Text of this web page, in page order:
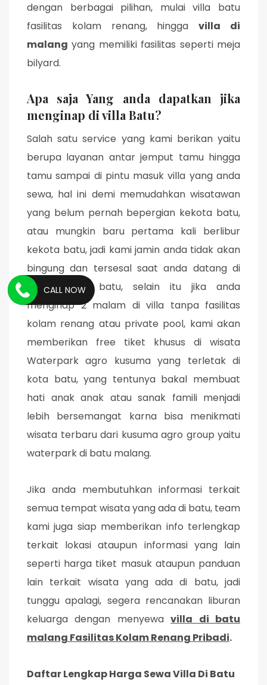
dengan berbagai pilihan, mulai villa batu
fasilitas kolam renang, hinggavilla di
malang yang memiliki fasilitas seperti meja
bilyard.
Apa saja Yang anda dapatkan jika
menginap di villa Batu?
Salah satu service yang kami berikan yaitu
berupa layanan antar jemput tamu hingga
tamu sampai di pintu masuk villa yang anda
sewa, hal ini demi memudahkan wisatawan
yang belum pernah bepergian kekota batu,
atau mungkin baru pertama kali berlibur
kekota batu, jadi kami jamin anda tidak akan
bingung dan tersesal saat anda datang di
kota wisata batu, selain itu jika anda
menginap 2 malam di villa tanpa fasilitas
kolam renang atau private pool, kami akan
memberikan free tiket khusus di wisata
Waterpark agro kusuma yang terletak di
kota batu, yang tentunya bakal membuat
hati anak anak atau sanak famili menjadi
lebih bersemangat karna bisa menikmati
wisata terbaru dari kusuma agro group yaitu
waterpark di batu malang.
Jika anda membutuhkan informasi terkait
semua tempat wisata yang ada di batu, team
kami juga siap memberikan info terlengkap
terkait lokasi ataupun informasi yang lain
seperti harga tiket masuk ataupun panduan
lain terkait wisata yang ada di batu, jadi
tunggu apalagi, segera rencanakan liburan
keluarga dengan menyewavilla di batu
malang Fasilitas Kolam Renang Pribadi.
Daftar Lengkap Harga Sewa Villa Di Batu
CALL NOW